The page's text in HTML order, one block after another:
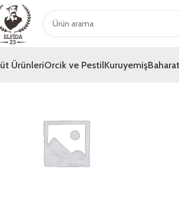
ÜrünleriOrcik ve PestilKuruyemiş